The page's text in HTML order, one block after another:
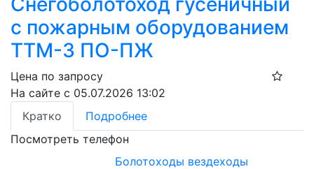
с пожарным оборудованием
ТТМ-3 ПО-ПЖ
Цена по запросу
На сайте с 05.07.2026 13:02
Кратко
Подробнее
Посмотреть телефон
Болотоходы вездеходы